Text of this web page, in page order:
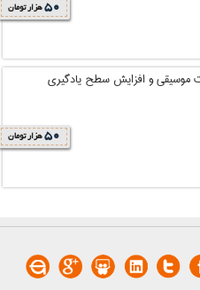
50 هزار تومان
موسیقی و افزایش سطح یادگیری
50 هزار تومان